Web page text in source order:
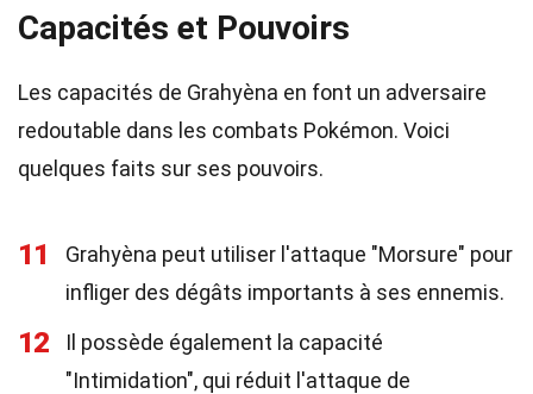
Capacités et Pouvoirs
Les capacités de Grahyèna en font un adversaire
redoutable dans les combats Pokémon. Voici
quelques faits sur ses pouvoirs.
11
Grahyèna peut utiliser l'attaque "Morsure" pour
infliger des dégâts importants à ses ennemis.
12
Il possède également la capacité
"Intimidation", qui réduit l'attaque de